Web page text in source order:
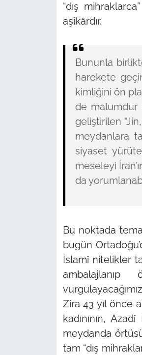
“dış mihraklarca”
aşikârdır.
Bununla
harekete
kimliğini ön
de malumdur
geliştirilen
meydanlara
siyaset
meseleyi
da
Bu noktada
bugün
İslamî nitelikler
ambalajlanıp
Zira 43 yıl önce
kadınının,
meydanda
tam “dış